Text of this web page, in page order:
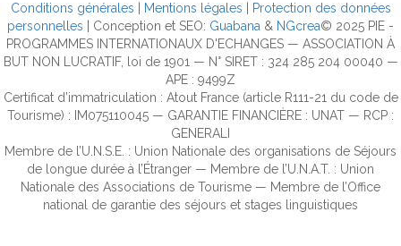
Conditions générales Mentions légales
Protection des données
personnelles | Conception et SEO: Guabana & NGcrea© 2025 PIE -
PROGRAMMES INTERNATIONAUX D'ECHANGES — ASSOCIATION À
BUT NON LUCRATIF, loi de 1901 — N° SIRET : 324 285 204 00040 —
APE : 9499Z
Certificat d’immatriculation : Atout France (article R111-21 du code de
Tourisme) : IM075110045 — GARANTIE FINANCIÈRE : UNAT — RCP :
GENERALI
Membre de l’U.N.S.E. : Union Nationale des organisations de Séjours
de longue durée à l’Étranger — Membre de l’U.N.A.T. : Union
Nationale des Associations de Tourisme — Membre de l’Office
national de garantie des séjours et stages linguistiques